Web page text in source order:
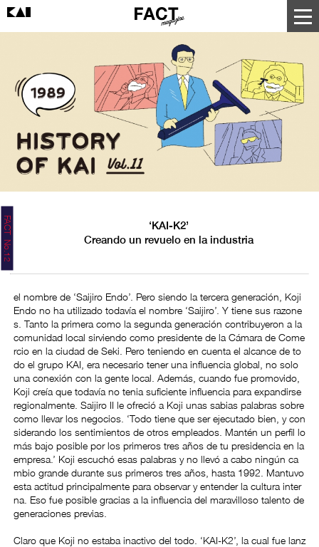
FACT No.12
‘KAI-K2’
Creando un revuelo en la industria
el nombre de ‘Saijiro Endo’. Pero siendo la tercera generación, Koji
Endo no ha utilizado todavía el nombre ‘Saijiro’. Y tiene sus razone
s. Tanto la primera como la segunda generación contribuyeron a la
comunidad local sirviendo como presidente de la Cámara de Come
rcio en la ciudad de Seki. Pero teniendo en cuenta el alcance de to
do el grupo KAI, era necesario tener una influencia global, no solo
una conexión con la gente local. Además, cuando fue promovido,
Koji creía que todavía no tenia suficiente influencia para expandirse
regionalmente. Saijiro II le ofreció a Koji unas sabias palabras sobre
como llevar los negocios. ‘Todo tiene que ser ejecutado bien, y con
siderando los sentimientos de otros empleados. Mantén un perfil lo
más bajo posible por los primeros tres años de tu presidencia en la
empresa.’ Koji escuchó esas palabras y no llevó a cabo ningún ca
mbio grande durante sus primeros tres años, hasta 1992. Mantuvo
esta actitud principalmente para observar y entender la cultura inter
na. Eso fue posible gracias a la influencia del maravilloso talento de
generaciones previas.
Claro que Koji no estaba inactivo del todo. ‘KAI-K2’, la cual fue lanz